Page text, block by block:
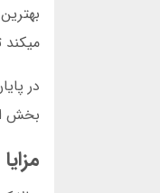
میکند
در
بخش
مزایا